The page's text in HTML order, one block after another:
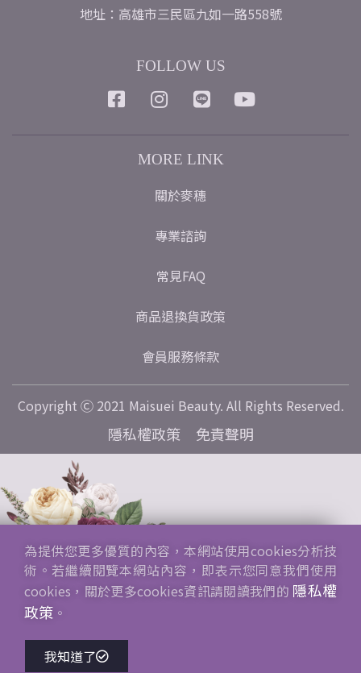
地址：高雄市三民區九如一路558號
FOLLOW US
MORE LINK
關於麥穗
專業諮詢
常見FAQ
商品退換貨政策
會員服務條款
Copyright Ⓒ 2021 Maisuei Beauty. All Rights Reserved.
隱私權政策 免責聲明
為提供您更多優質的內容，本網站使用cookies分析技
術。若繼續閱覽本網站內容，即表示您同意我們使用
cookies，關於更多cookies資訊請閱讀我們的 隱私權
政策 。
我知道了